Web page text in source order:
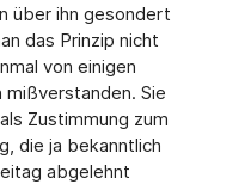
über ihn gesondert
das Prinzip nicht
von einigen
Sie
Zustimmung zum
die ja bekanntlich
abgelehnt